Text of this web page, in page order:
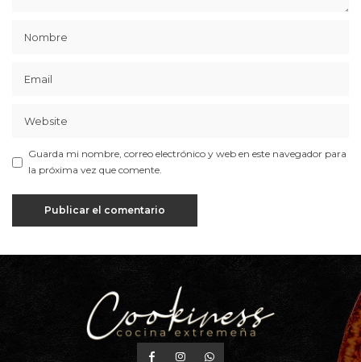
Guarda mi nombre, correo electrónico y web en este navegador para
la próxima vez que comente.